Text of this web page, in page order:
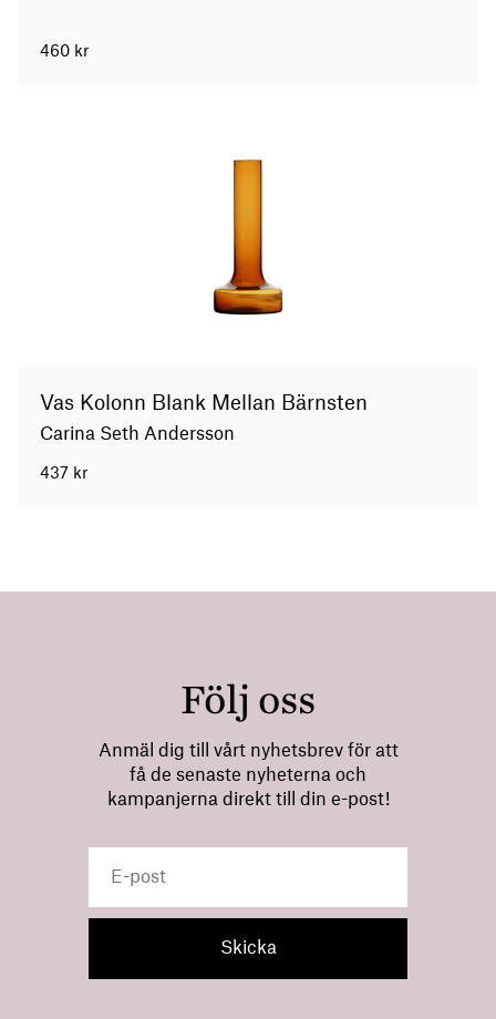
460 kr
Vas Kolonn Blank Mellan Bärnsten
Carina Seth Andersson
437 kr
Följ oss
Anmäl dig till vårt nyhetsbrev för att
få de senaste nyheterna och
kampanjerna direkt till din e-post!